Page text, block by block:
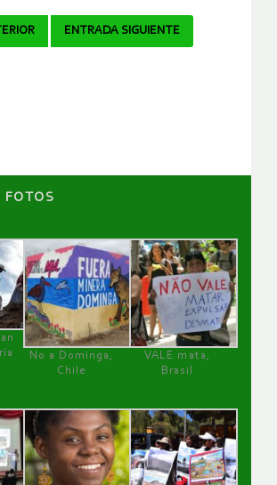
ENTRADA SIGUIENTE
FOTOS
No a Dominga,
Chile
VALE mata,
Brasil